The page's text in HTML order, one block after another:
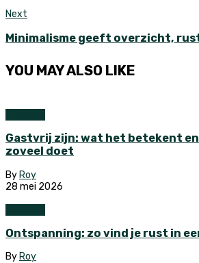
Next
Minimalisme geeft overzicht,
YOU MAY ALSO LIKE
Gastvrij zijn: wat het betekent
zoveel doet
By Roy
28 mei 2026
Ontspanning: zo vind je rust in
ByRoy